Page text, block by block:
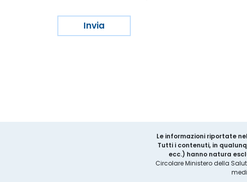
Le informazioni riportate
Tutti i contenuti, in
ecc.) hanno natura
Circolare Ministero della